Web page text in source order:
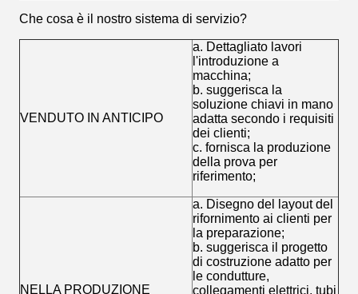
Che cosa è il nostro sistema di servizio?
VENDUTO IN ANTICIPO
a. Dettagliato lavori
l'introduzione a
macchina;
b. suggerisca la
soluzione chiavi in mano
adatta secondo i requisiti
dei clienti;
c. fornisca la produzione
della prova per
riferimento;
NELLA PRODUZIONE
a. Disegno del layout del
rifornimento ai clienti per
la preparazione;
b. suggerisca il progetto
di costruzione adatto per
le condutture,
collegamenti elettrici, tubi